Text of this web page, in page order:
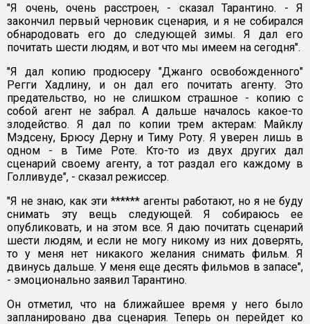
"Я очень, очень расстроен, - сказал Тарантино. - Я
закончил первый черновик сценария, и я не собирался
обнародовать его до следующей зимы. Я дал его
почитать шести людям, и вот что мы имеем на сегодня".
"Я дал копию продюсеру "Джанго освобожденного"
Регги Хадлину, и он дал его почитать агенту. Это
предательство, но не слишком страшное - копию с
собой агент не забрал. А дальше началось какое-то
злодейство. Я дал по копии трем актерам: Майклу
Мэдсену, Брюсу Дерну и Тиму Роту. Я уверен лишь в
одном - в Тиме Роте. Кто-то из двух других дал
сценарий своему агенту, а тот раздал его каждому в
Голливуде", - сказал режиссер.
"Я не знаю, как эти ****** агенты работают, но я не буду
снимать эту вещь следующей. Я собираюсь ее
опубликовать, и на этом все. Я даю почитать сценарий
шести людям, и если не могу никому из них доверять,
то у меня нет никакого желания снимать фильм. Я
двинусь дальше. У меня еще десять фильмов в запасе",
- эмоционально заявил Тарантино.
Он отметил, что на ближайшее время у него было
запланировано два сценария. Теперь он перейдет ко